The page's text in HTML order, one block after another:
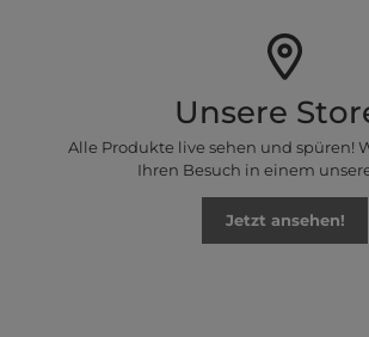
Unsere
Alle Produkte live sehen und spüren!
Ihren Besuch in einem
Jetzt ansehen!